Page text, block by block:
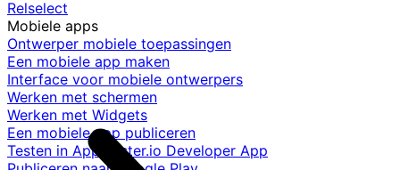
Relselect
Mobiele apps
Ontwerper mobiele toepassingen
Een mobiele app maken
Interface voor mobiele ontwerpers
Werken met schermen
Werken met Widgets
Een mobiele app publiceren
Testen in AppMaster.io Developer App